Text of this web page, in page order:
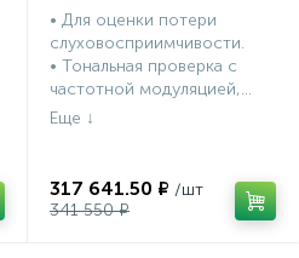
• Для оценки потери
слуховосприимчивости.
• Тональная проверка с
частотной модуляцией,...
317 641.50 ₽
341 550 ₽